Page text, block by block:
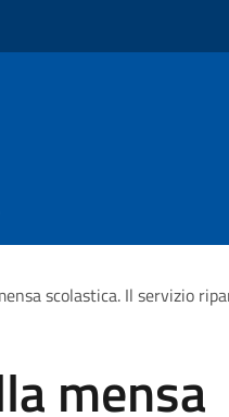
scolastica. Il servizio
mensa